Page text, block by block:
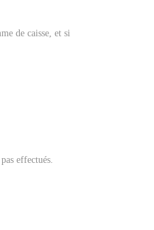
de caisse, et si
effectués.